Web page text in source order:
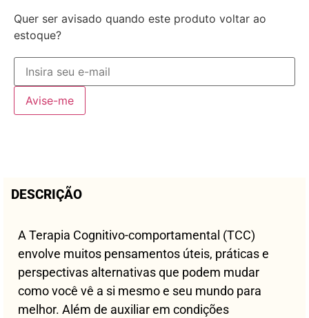
Quer ser avisado quando este produto voltar ao
estoque?
Avise-me
DESCRIÇÃO
A Terapia Cognitivo-comportamental (TCC)
envolve muitos pensamentos úteis, práticas e
perspectivas alternativas que podem mudar
como você vê a si mesmo e seu mundo para
melhor. Além de auxiliar em condições